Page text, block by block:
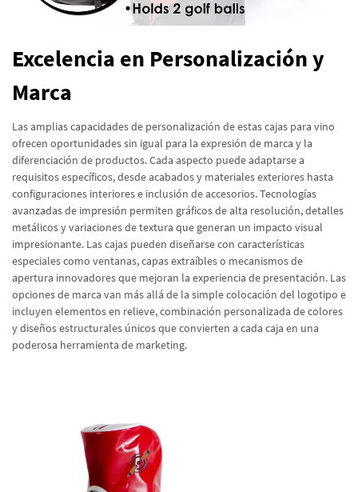
Excelencia en Personalización y
Marca
Las amplias capacidades de personalización de estas cajas para vino
ofrecen oportunidades sin igual para la expresión de marca y la
diferenciación de productos. Cada aspecto puede adaptarse a
requisitos específicos, desde acabados y materiales exteriores hasta
configuraciones interiores e inclusión de accesorios. Tecnologías
avanzadas de impresión permiten gráficos de alta resolución, detalles
metálicos y variaciones de textura que generan un impacto visual
impresionante. Las cajas pueden diseñarse con características
especiales como ventanas, capas extraíbles o mecanismos de
apertura innovadores que mejoran la experiencia de presentación. Las
opciones de marca van más allá de la simple colocación del logotipo e
incluyen elementos en relieve, combinación personalizada de colores
y diseños estructurales únicos que convierten a cada caja en una
poderosa herramienta de marketing.